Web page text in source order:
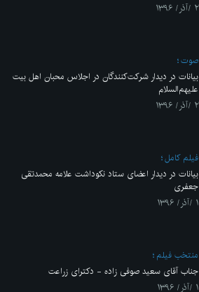
۲ /آذر/ ۱۳۹۶
صوت
بیانات در دیدار شرکت‌کنندگان در اجلاس محبان اهل بیت
علیهم‌السلام
۲ /آذر/ ۱۳۹۶
فیلم کامل
بیانات در دیدار اعضای ستاد نکوداشت علامه محمدتقی
جعفری
۱ /آذر/ ۱۳۹۶
منتخب فیلم
جناب آقای سعید صوفی‌ زاده - دکترای زراعت
۱ /آذر/ ۱۳۹۶